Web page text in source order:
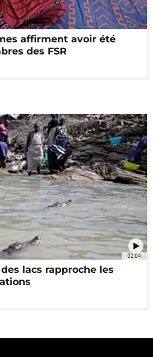
affirment avoir été
des FSR
02:04
lacs rapproche les